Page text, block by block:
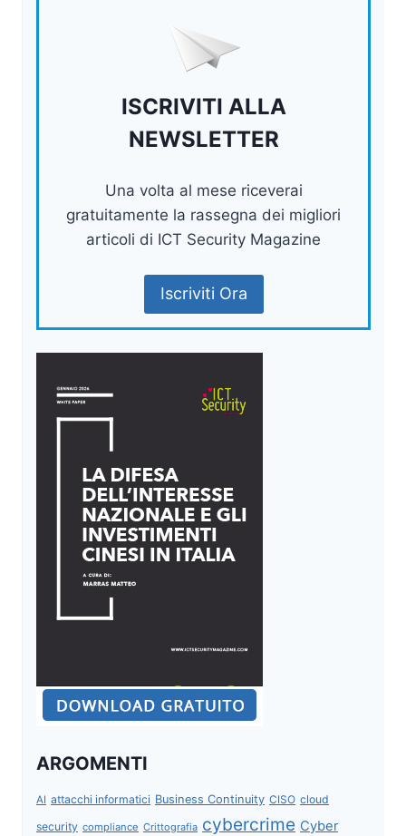
ISCRIVITI ALLA
NEWSLETTER
Una volta al mese riceverai
gratuitamente la rassegna dei migliori
articoli di ICT Security Magazine
Iscriviti Ora
ARGOMENTI
AI attacchi informatici Business Continuity CISO cloud
security compliance Crittografia cybercrime Cyber